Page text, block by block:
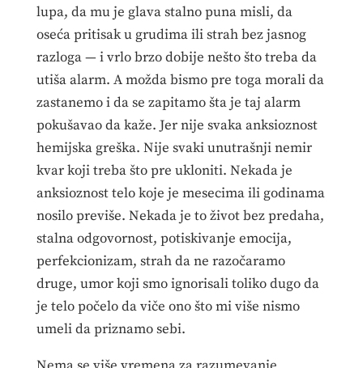
lupa, da mu je glava stalno puna misli, da
oseća pritisak u grudima ili strah bez jasnog
razloga — i vrlo brzo dobije nešto što treba da
utiša alarm. A možda bismo pre toga morali da
zastanemo i da se zapitamo šta je taj alarm
pokušavao da kaže. Jer nije svaka anksioznost
hemijska greška. Nije svaki unutrašnji nemir
kvar koji treba što pre ukloniti. Nekada je
anksioznost telo koje je mesecima ili godinama
nosilo previše. Nekada je to život bez predaha,
stalna odgovornost, potiskivanje emocija,
perfekcionizam, strah da ne razočaramo
druge, umor koji smo ignorisali toliko dugo da
je telo počelo da viče ono što mi više nismo
umeli da priznamo sebi.